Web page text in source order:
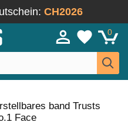
CH2026
0
band Trusts
Face